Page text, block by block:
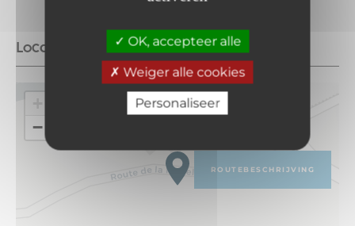
OK, accepteer alle
Weiger alle cookies
Personaliseer
Locatie
+
−
ROUTEBESCHRIJVING